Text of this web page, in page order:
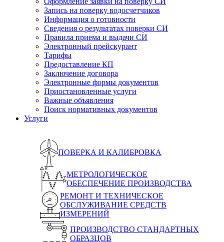
Запись на поверку водосчетчиков
Информация о готовности
Сведения о результатах поверки СИ
Правила приема и выдачи СИ
Электронный прейскурант
Тарифы
Предоставление КП
Заключение договора
Электронные формы документов
Приостановленные услуги
Важные объявления
Поиск нормативных документов
Услуги
ПОВЕРКА И КАЛИБРОВКА
МЕТРОЛОГИЧЕСКОЕ
ОБЕСПЕЧЕНИЕ ПРОИЗВОДСТВА
РЕМОНТ И ТЕХНИЧЕСКОЕ
ОБСЛУЖИВАНИЕ СРЕДСТВ
ИЗМЕРЕНИЙ
ПРОИЗВОДСТВО СТАНДАРТНЫХ
ОБРАЗЦОВ